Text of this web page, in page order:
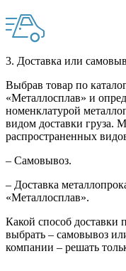
3. Доставка или
Выбрав товар по
«Металлосплав» и
номенклатурой
видом доставки груза.
распространенных
– Самовывоз.
– Доставка
«Металлосплав».
Какой способ доставки
выбрать – самовывоз
компании – решать